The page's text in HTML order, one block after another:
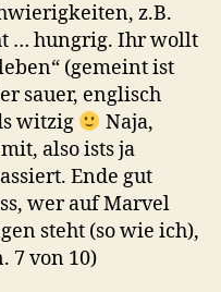
z.B.
… hungrig. Ihr wollt
(gemeint ist
sauer, englisch
witzig
Naja,
also ists ja
Ende gut
wer auf Marvel
steht (so wie ich),
7 von 10)